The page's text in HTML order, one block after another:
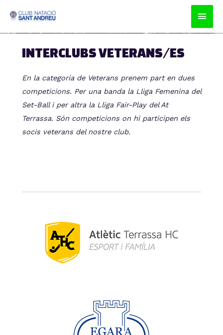
INTERCLUBS VETERANS/ES
En la categoría de Veterans prenem part en dues
competicions. Per una banda la Lliga Femenina del
Set-Ball i per altra la Lliga Fair-Play del At
Terrassa. Són competicions on hi participen els
socis veterans del nostreclub.